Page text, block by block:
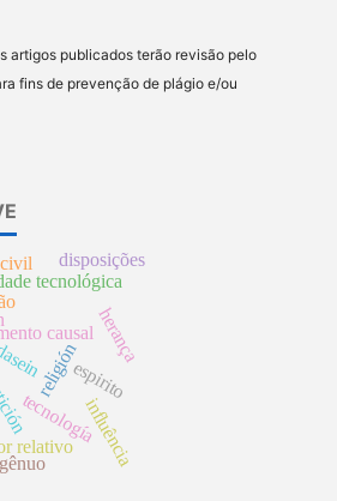
artigos publicados terão revisão pelo
fins de prevenção de plágio e/ou
causal
relativo
religión
tecnológica
tecnología
espirito
influência
herança
disposições